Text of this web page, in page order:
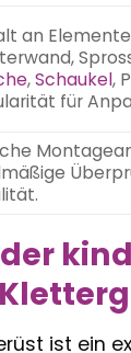
an
,Schaukel,
für
ist ein